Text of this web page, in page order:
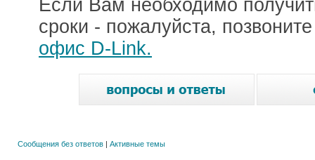
Если Вам необходимо
сроки - пожалуйста,
офис D-Link.
Сообщения без ответов | Активные темы